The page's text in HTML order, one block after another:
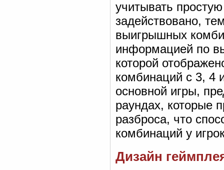
учитывать
задействовано,
выигрышных
информацией по
которой
комбинаций с 3, 4
основной игры,
раундах, которые
разброса, что
комбинаций у
Дизайн